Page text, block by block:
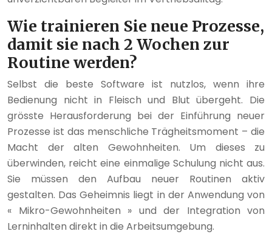
Wie trainieren Sie neue Prozesse,
damit sie nach 2 Wochen zur
Routine werden?
Selbst die beste Software ist nutzlos, wenn ihre
Bedienung nicht in Fleisch und Blut übergeht. Die
grösste Herausforderung bei der Einführung neuer
Prozesse ist das menschliche Trägheitsmoment – die
Macht der alten Gewohnheiten. Um dieses zu
überwinden, reicht eine einmalige Schulung nicht aus.
Sie müssen den Aufbau neuer Routinen aktiv
gestalten. Das Geheimnis liegt in der Anwendung von
« Mikro-Gewohnheiten » und der Integration von
Lerninhalten direkt in die Arbeitsumgebung.